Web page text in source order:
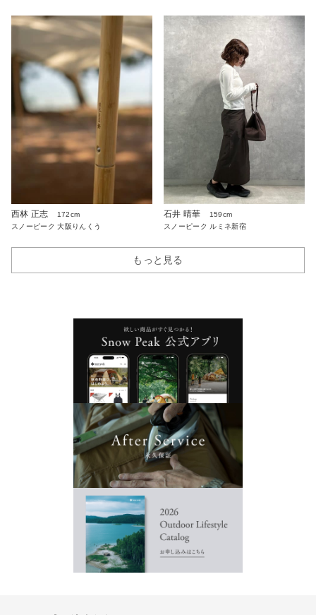
西林 正志
172cm
スノーピーク 大阪りんくう
石井 晴華
159cm
スノーピーク ルミネ新宿
もっと見る